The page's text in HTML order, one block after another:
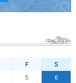
F
S
5 6